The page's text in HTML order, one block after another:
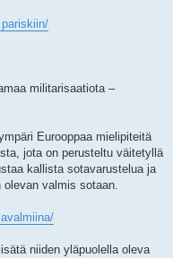
militarisaatiota –
Eurooppaa mielipiteitä
jota on perusteltu väitetyllä
kallista sotavarustelua ja
olevan valmis sotaan.
niiden yläpuolella oleva